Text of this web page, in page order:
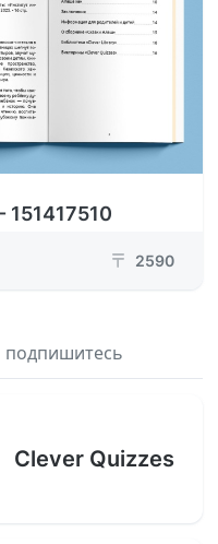
151417510
₸ 2590
подпишитесь
Clever Quizzes